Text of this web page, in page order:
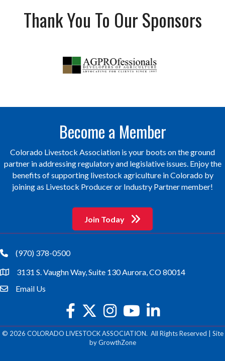
Thank You To Our Sponsors
Become a Member
Colorado Livestock Association is your boots on the ground
partner in addressing regulatory and legislative issues. Enjoy the
benefits of supporting livestock agriculture in Colorado by
joining as Livestock Producer or Industry Partner member!
Join Today
phone(970) 378-0500
location3131 S. Vaughn Way, Suite 130 Aurora, CO 80014
emailEmail Us
facebook
twitterInstagramyoutube
© 2026 COLORADO LIVESTOCK ASSOCIATION. All Rights Reserved | Site
byGrowthZone